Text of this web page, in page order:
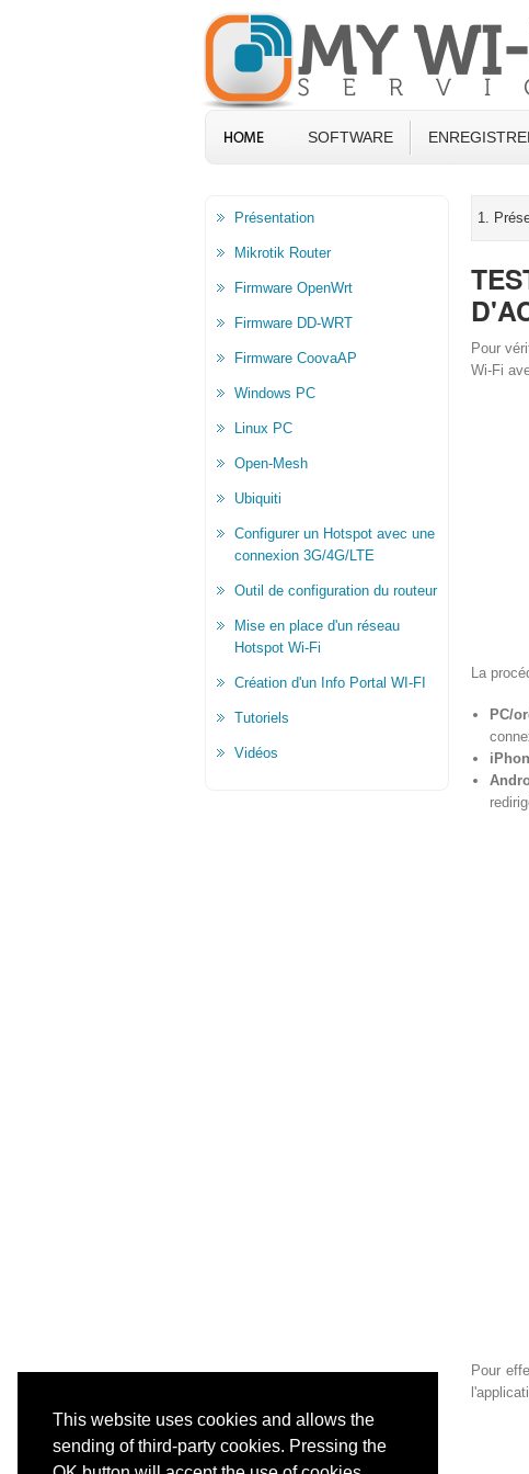
This website uses cookies and allows the
sending of third-party cookies. Pressing the
SOFTWARE
Présentation
Mikrotik Router
Firmware OpenWrt
Firmware DD-WRT
Firmware CoovaAP
Windows PC
Linux PC
Open-Mesh
Ubiquiti
Configurer un Hotspot avec une
connexion 3G/4G/LTE
Outil de configuration du routeur
Mise en place d'un réseau
Hotspot Wi-Fi
Création d'un Info Portal WI-FI
Tutoriels
Vidéos
1.
Pour
Wi-Fi
La
PC/
Pour